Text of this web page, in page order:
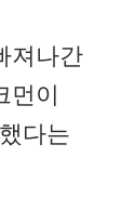
져나간
먼이
다는